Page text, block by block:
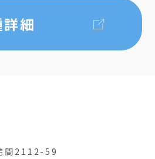
細
間2112-59